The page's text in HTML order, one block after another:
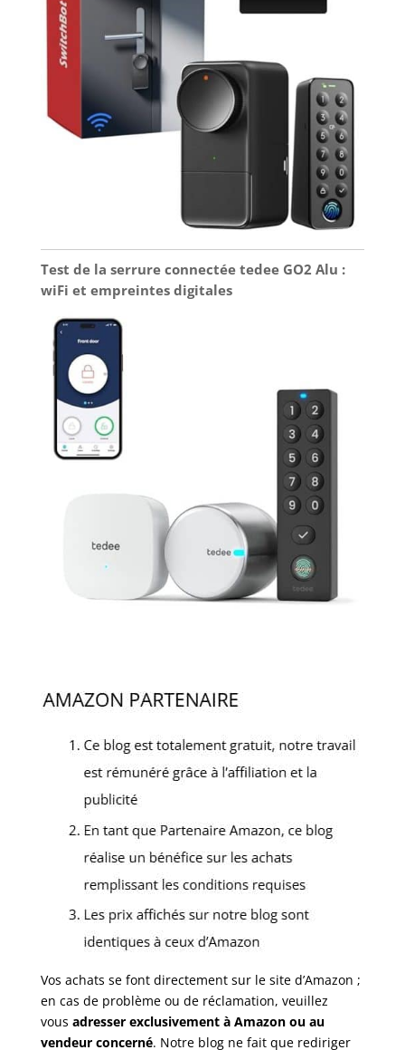
Test de la serrure connectée tedee GO2 Alu :
wiFi et empreintes digitales
Vos achats se font directement sur le site d’Amazon ;
en cas de problème ou de réclamation, veuillez
vous adresser exclusivement à Amazon ou au
vendeur concerné. Notre blog ne fait que rediriger